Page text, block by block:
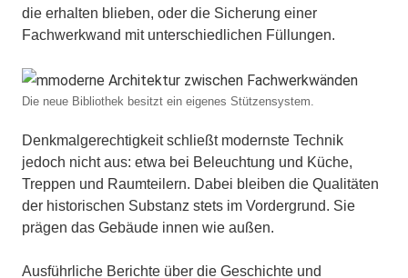
die erhalten blieben, oder die Sicherung einer
Fachwerkwand mit unterschiedlichen Füllungen.
Die neue Bibliothek besitzt ein eigenes Stützensystem.
Denkmalgerechtigkeit schließt modernste Technik
jedoch nicht aus: etwa bei Beleuchtung und Küche,
Treppen und Raumteilern. Dabei bleiben die Qualitäten
der historischen Substanz stets im Vordergrund. Sie
prägen das Gebäude innen wie außen.
Ausführliche Berichte über die Geschichte und